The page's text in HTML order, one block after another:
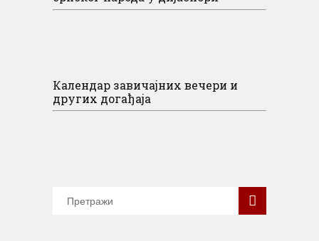
Календар завичајних вечери и
других догађаја